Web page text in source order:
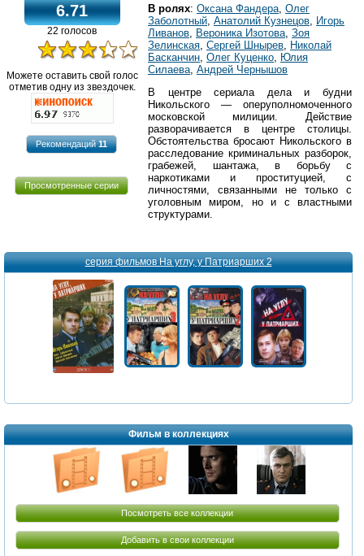
6.71
22 голосов
Можете оставить свой голос
отметив одну из звездочек.
Рекомендаций11
Просмотренные серии
В ролях: Оксана Фандера Олег
Заболотный Анатолий Кузнецов Игорь
Ливанов Вероника Изотова Зоя
Зелинская Сергей Шнырев Николай
Басканчин Олег Куценко Юлия
Силаева Андрей Чернышов
В центре сериала дела и будни
Никольского — оперуполномоченного
московской милиции. Действие
разворачивается в центре столицы.
Обстоятельства бросают Никольского в
расследование криминальных разборок,
грабежей, шантажа, в борьбу с
наркотиками и проституцией, с
личностями, связанными не только с
уголовным миром, но и с властными
структурами.
серия фильмов На углу, у Патриарших 2
Фильм в коллекциях
Посмотреть все коллекции
Добавить в свои коллекции